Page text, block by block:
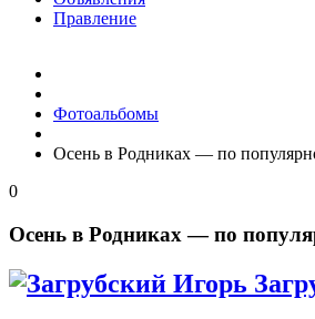
Правление
Фотоальбомы
Осень в Родниках — по
0
Осень в Родниках — по